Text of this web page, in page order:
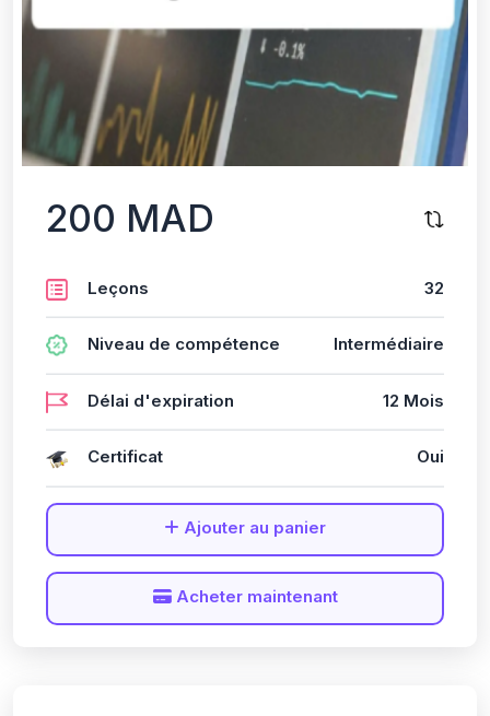
200 MAD
Leçons 32
Niveau de compétence Intermédiaire
Délai d'expiration 12 Mois
Certificat Oui
Ajouter au panier
Acheter maintenant